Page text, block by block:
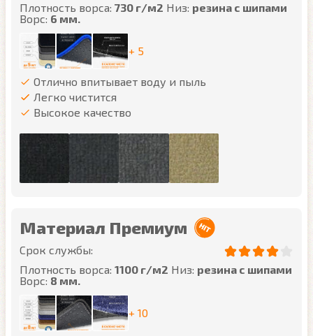
Плотность ворса: 730 г/м2 Низ: резина с шипами
Ворс: 6 мм.
+ 5
Отлично впитывает воду и пыль
Легко чистится
Высокое качество
Материал Премиум
Срок службы:
Плотность ворса: 1100 г/м2 Низ: резина с шипами
Ворс: 8 мм.
+ 10